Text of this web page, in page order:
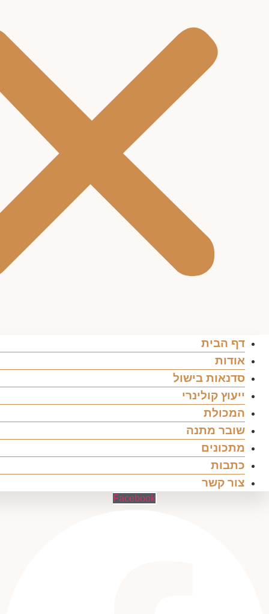
דף הבית
אודות
סדנאות בישול
ייעוץ קולינרי
המכולת
שובר מתנה
מתכונים
כתבות
צור קשר
Facebook